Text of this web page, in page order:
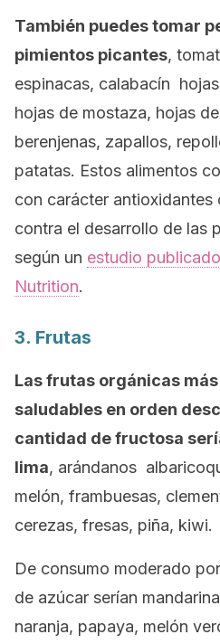
También puedes tomar
pimientos picantes,
espinacas, calabacín
hojas de mostaza, hojas
berenjenas, zapallos,
patatas. Estos alimentos
con carácter antioxidantes
contra el desarrollo de las
según un estudio
Nutrition.
3. Frutas
Las frutas orgánicas
saludables en orden
cantidad de fructosa
lima, arándanos
melón, frambuesas,
cerezas, fresas, piña, kiwi.
De consumo moderado
de azúcar serían
naranja, papaya, melón